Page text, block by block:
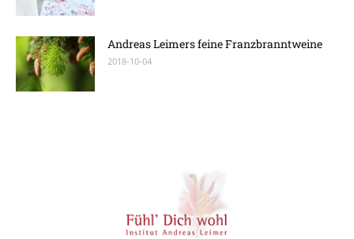
Andreas Leimers feine Franzbranntweine
2018-10-04